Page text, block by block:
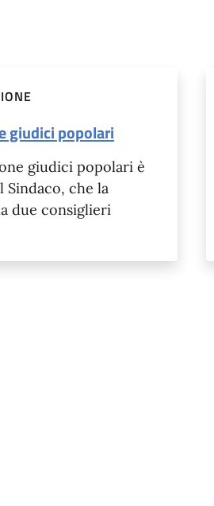
giudici popolari
giudici popolari è
Sindaco, che la
due consiglieri